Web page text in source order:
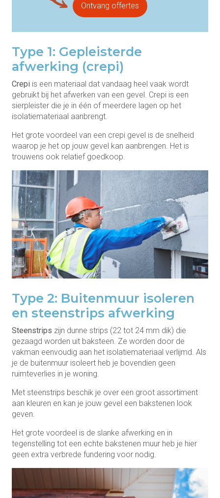
Ontvang offertes
Type 1: Gepleisterde
afwerking (crepi)
Crepi is een materiaal dat vandaag heel vaak wordt
gebruikt bij het afwerken van een gevel. Crepi is een
sierpleister die je in één of meerdere lagen op het
isolatiemateriaal aanbrengt.
Het grote voordeel van een crepi gevel is de snelheid
waarop je het op jouw gevel kan aanbrengen. Het is
trouwens ook relatief goedkoop.
Type 2: Buitenmuur isoleren
en steenstrips afwerking
Steenstrips zijn dunne strips (22 tot 24 mm dik) die
gezaagd worden uit baksteen. Ze worden door de
vakman eenvoudig aan het isolatiemateriaal verlijmd. Als
je de buitenmuur isoleert heb je bovendien geen
ruimteverlies in je woning.
Met steenstrips beschik je over een groot assortiment
aan kleuren en kan je jouw gevel een bakstenen look
geven.
Het grote voordeel is de slanke afwerking en in
tegenstelling tot een echte bakstenen muur heb je hier
geen extra verbrede fundering voor nodig.